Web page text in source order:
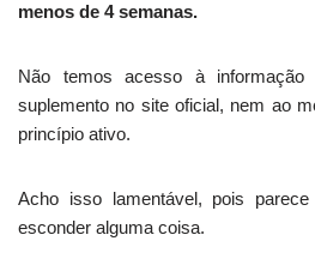
menos de 4 semanas.
Não temos acesso à informação
suplemento no site oficial, nem ao
princípio ativo.
Acho isso lamentável, pois
esconder alguma coisa.